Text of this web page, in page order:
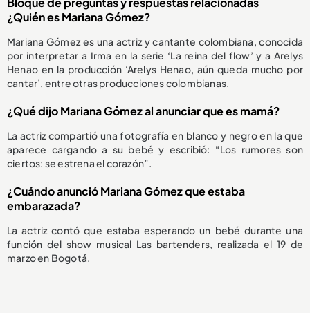
¿Quién es Mariana Gómez?
Mariana Gómez es una actriz y cantante colombiana, conocida
por interpretar a Irma en la serie ‘La reina del flow’ y a Arelys
Henao en la producción ‘Arelys Henao, aún queda mucho por
cantar’, entre otras producciones colombianas.
¿Qué dijo Mariana Gómez al anunciar que es mamá?
La actriz compartió una fotografía en blanco y negro en la que
aparece cargando a su bebé y escribió: “Los rumores son
ciertos: se estrena el corazón”.
¿Cuándo anunció Mariana Gómez que estaba
embarazada?
La actriz contó que estaba esperando un bebé durante una
función del show musical Las bartenders, realizada el 19 de
marzo en Bogotá.